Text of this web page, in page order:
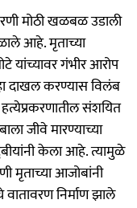
मोठी खळबळ उडाली
आहे. मृताच्या
यांच्यावर गंभीर आरोप
दाखल करण्यास विलंब
संशयित
जीवे मारण्याच्या
केला आहे. त्यामुळे
मृताच्या आजोबांनी
निर्माण झाले